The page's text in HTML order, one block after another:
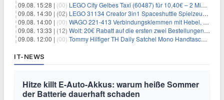
09.08. 15:28 | (00) LEGO City Gelbes Taxi (60487) für 10,40€ – 2 Minifiguren
09.08. 14:30 | (02) LEGO 31134 Creator 3in1 Spaceshuttle Spielzeug für 6,39€
09.08. 14:00 | (00) WAGO 221-413 Verbindungsklemmen mit Hebel, 50 Stück für 14,99€
09.08. 13:33 | (12) Wolt: 20€ Rabatt auf die ersten zwei Bestellungen für Neukunden
09.08. 12:00 | (00) Tommy Hilfiger TH Daily Satchel Mono Handtasche für 73,97€
IT-NEWS
Hitze killt E-Auto-Akkus: warum heiße Sommer
der Batterie dauerhaft schaden